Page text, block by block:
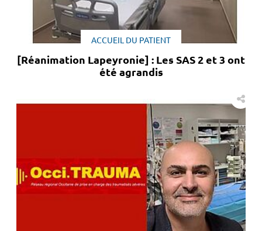
ACCUEIL DU PATIENT
[Réanimation Lapeyronie] : Les SAS 2 et 3 ont
été agrandis